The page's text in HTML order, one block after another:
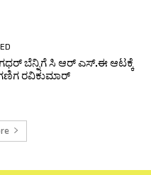
ಬೆನ್ನಿಗೆ ಸಿ ಆರ್ ಎಸ್.ಈ ಆಟಕ್ಕೆ
ರವಿಕುಮಾರ್